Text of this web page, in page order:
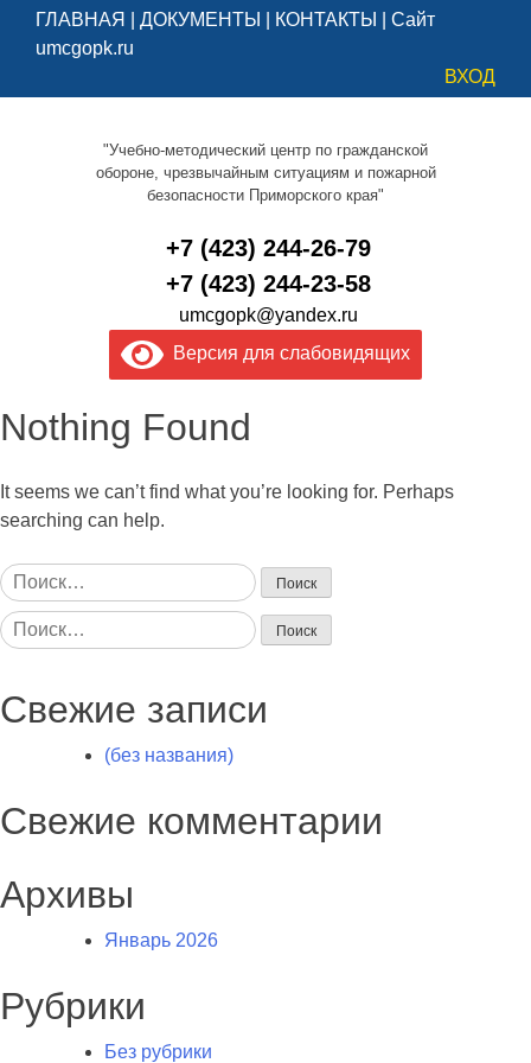
ГЛАВНАЯ ДОКУМЕНТЫ КОНТАКТЫ
Сайт
umcgopk.ru
ВХОД
"Учебно-методический центр по гражданской
обороне, чрезвычайным ситуациям и пожарной
безопасности Приморского края"
+7 (423) 244-26-79
+7 (423) 244-23-58
umcgopk@yandex.ru
Версия для слабовидящих
Nothing Found
It seems we can’t find what you’re looking for. Perhaps
searching can help.
Найти:
Найти:
Свежие записи
(без названия)
Свежие комментарии
Архивы
Январь 2026
Рубрики
Без рубрики